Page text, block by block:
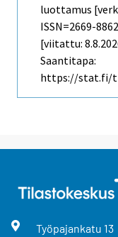
luottamus
ISSN=2669-
[viitattu:
Saantitapa:
https://stat.fi/
Työpajankatu 13